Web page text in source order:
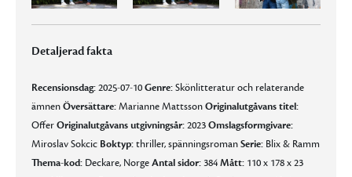
Detaljerad fakta
Recensionsdag:2025-07-10Genre:Skönlitteratur och relaterande
ämnenÖversättare:Marianne MattssonOriginalutgåvans titel:
OfferOriginalutgåvans utgivningsår:2023Omslagsformgivare:
Miroslav Sokcic Boktyp:thriller, spänningsromanSerie: Blix & Ramm
Thema-kod: Deckare, NorgeAntal sidor:384Mått: 110 x 178 x 23